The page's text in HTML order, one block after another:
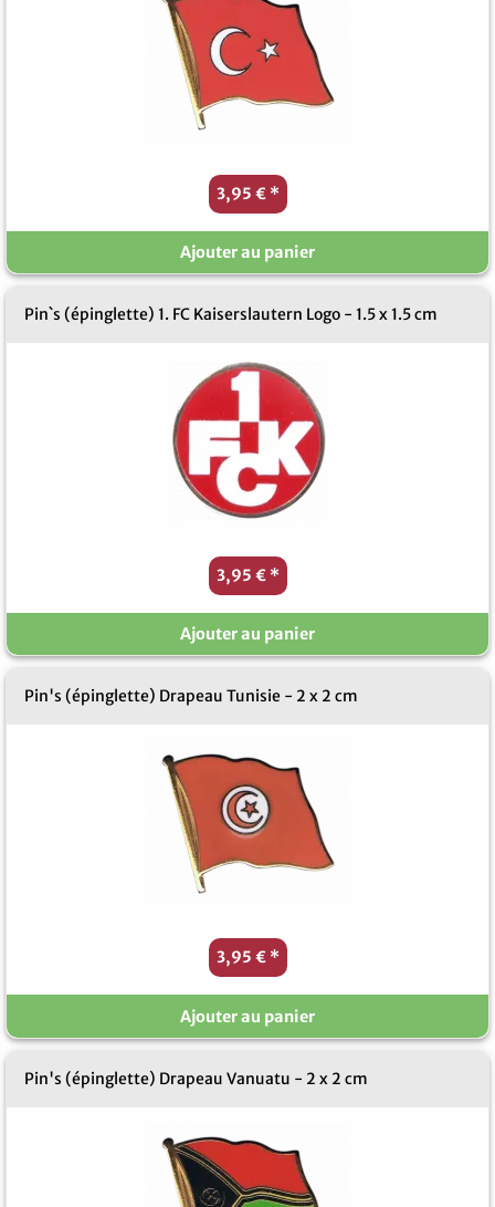
3,95 € *
Ajouter au panier
Pin`s (épinglette) 1. FC Kaiserslautern Logo - 1.5 x 1.5 cm
3,95 € *
Ajouter au panier
Pin's (épinglette) Drapeau Tunisie - 2 x 2 cm
3,95 € *
Ajouter au panier
Pin's (épinglette) Drapeau Vanuatu - 2 x 2 cm